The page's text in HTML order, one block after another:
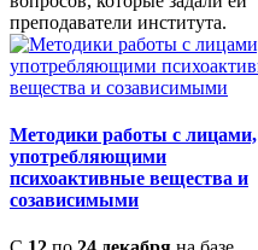
преподаватели института.
Методики работы с лицами,
употребляющими
психоактивные вещества и
созависимыми